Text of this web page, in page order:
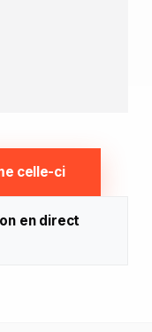
celle-ci
en direct